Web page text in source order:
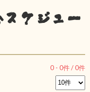
ケジュー
0 - 0件 /0件